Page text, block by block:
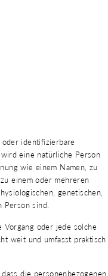
oder identifizierbare
eine natürliche Person
wie einem Namen, zu
einem oder mehreren
genetischen,
sind.
Vorgang oder jede solche
weit und umfasst praktisch
die personenbezogenen